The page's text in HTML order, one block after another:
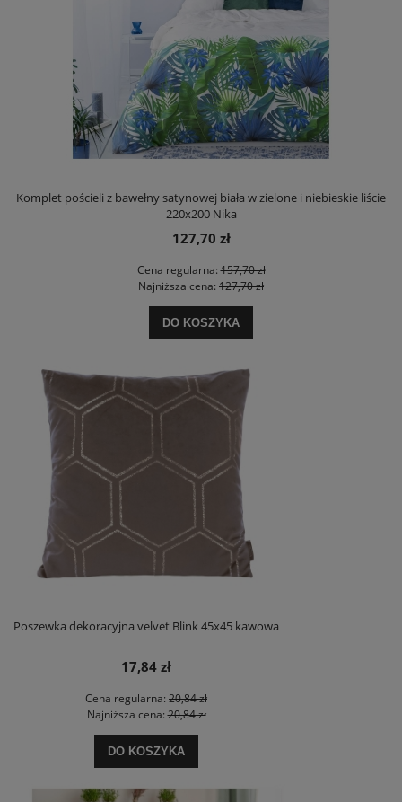
Komplet pościeli z bawełny satynowej biała w zielone i niebieskie liście
220x200 Nika
127,70 zł
Cena regularna:157,70 zł
Najniższa cena: 127,70 zł
DO KOSZYKA
Poszewka dekoracyjna velvet Blink 45x45 kawowa
17,84 zł
Cena regularna: 20,84 zł
Najniższa cena:20,84 zł
DO KOSZYKA